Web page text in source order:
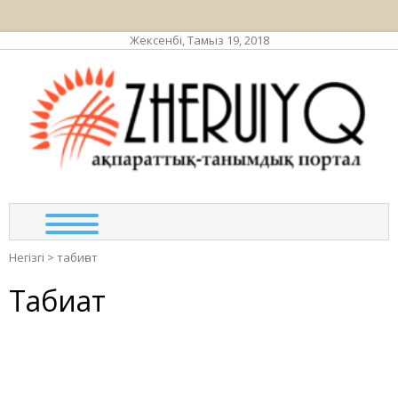
Жексенбі, Тамыз 19, 2018
Негізгі > табиғат
Табиғат